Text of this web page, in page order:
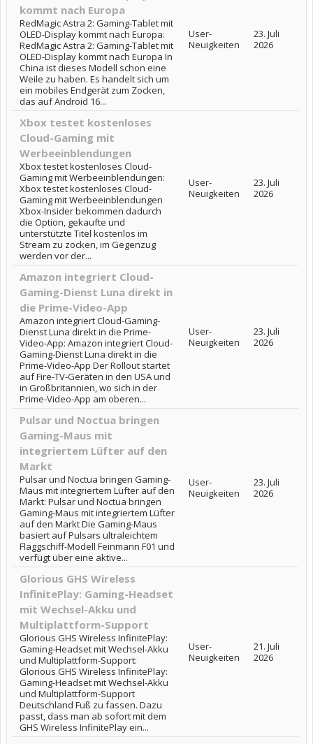
kommt nach Europa
RedMagic Astra 2: Gaming-Tablet mit
OLED-Display kommt nach Europa:
RedMagic Astra 2: Gaming-Tablet mit
OLED-Display kommt nach Europa In
China ist dieses Modell schon eine
Weile zu haben. Es handelt sich um
ein mobiles Endgerät zum Zocken,
das auf Android 16...
User-
Neuigkeiten
23. Juli
2026
Xbox testet kostenloses
Cloud-Gaming mit
Werbeeinblendungen
Xbox testet kostenloses Cloud-
Gaming mit Werbeeinblendungen:
Xbox testet kostenloses Cloud-
Gaming mit Werbeeinblendungen
Xbox-Insider bekommen dadurch
die Option, gekaufte und
unterstützte Titel kostenlos im
Stream zu zocken, im Gegenzug
werden vor der...
User-
Neuigkeiten
23. Juli
2026
Amazon integriert Cloud-
Gaming-Dienst Luna direkt in
die Prime-Video-App
Amazon integriert Cloud-Gaming-
Dienst Luna direkt in die Prime-
Video-App: Amazon integriert Cloud-
Gaming-Dienst Luna direkt in die
Prime-Video-App Der Rollout startet
auf Fire-TV-Geräten in den USA und
in Großbritannien, wo sich in der
Prime-Video-App am oberen...
User-
Neuigkeiten
23. Juli
2026
Pulsar und Noctua bringen
Gaming-Maus mit
integriertem Lüfter auf den
Markt
Pulsar und Noctua bringen Gaming-
Maus mit integriertem Lüfter auf den
Markt: Pulsar und Noctua bringen
Gaming-Maus mit integriertem Lüfter
auf den Markt Die Gaming-Maus
basiert auf Pulsars ultraleichtem
Flaggschiff-Modell Feinmann F01 und
verfügt über eine aktive...
User-
Neuigkeiten
23. Juli
2026
Glorious GHS Wireless
InfinitePlay: Gaming-Headset
mit Wechsel-Akku und
Multiplattform-Support
Glorious GHS Wireless InfinitePlay:
Gaming-Headset mit Wechsel-Akku
und Multiplattform-Support:
Glorious GHS Wireless InfinitePlay:
Gaming-Headset mit Wechsel-Akku
und Multiplattform-Support
Deutschland Fuß zu fassen. Dazu
passt, dass man ab sofort mit dem
GHS Wireless InfinitePlay ein...
User-
Neuigkeiten
21. Juli
2026